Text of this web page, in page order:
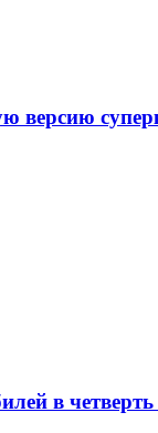
версию
в четверть